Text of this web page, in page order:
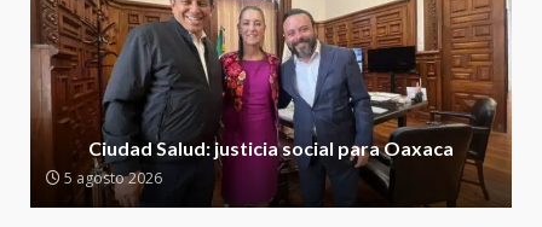
2
Oaxaca
5 agosto 2026
3
Encuentro de Ariadna Montiel
con el Gobernador Salomón Jara
Cruz reafirma la consolidación
de la transformación en
territorio oaxaqueño
Ciudad Salud: justicia social para Oaxaca
5 agosto 2026